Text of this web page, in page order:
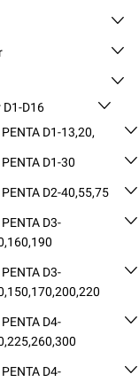
D16
D1-13,20,
D1-30
D2-40,55,75
D3-
D3-
D4-
D4-